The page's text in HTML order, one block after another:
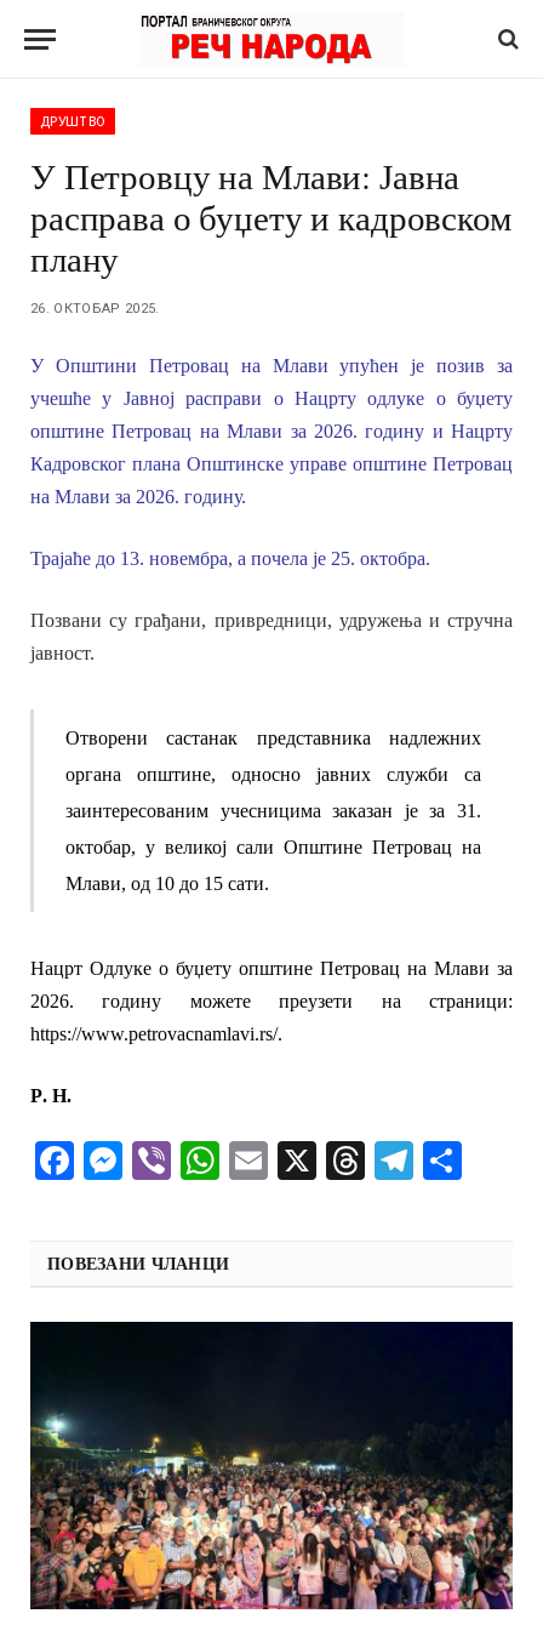
ДРУШТВО
У Петровцу на Млави: Јавна
расправа о буџету и кадровском
плану
26. ОКТОБАР 2025.
У Општини Петровац на Млави упућен је позив за
учешће у Јавној расправи о Нацрту одлуке о буџету
општине Петровац на Млави за 2026. годину и Нацрту
Кадровског плана Општинске управе општине Петровац
на Млави за 2026. годину.
Трајаће до 13. новембра, а почела је 25. октобра.
Позвани суграђани, привредници, удружења и стручна
јавност.
Отворени састанак представника надлежних
органа општине, односно јавних служби са
заинтересованим учесницима заказан је за 31.
октобар, у великој сали Општине Петровац на
Млави, од 10до 15 сати.
Нацрт Одлуке о буџету општине Петровац на Млави за
2026. годину можете преузети на страници:
https://www.petrovacnamlavi.rs/.
Р. Н.
Facebook
Messenger
ViberWhatsApp
Email
X Threads
ПОВЕЗАНИ ЧЛАНЦИ